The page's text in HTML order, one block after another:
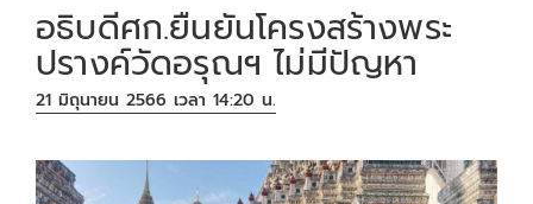
อธิบดีศก.ยืนยันโครงสร้างพระ
ปรางค์วัดอรุณฯ ไม่มีปัญหา
21 มิถุนายน 2566 เวลา 14:20 น.